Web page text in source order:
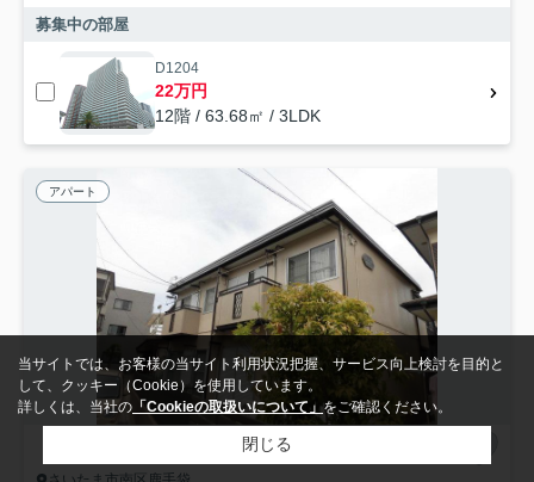
募集中の部屋
D1204
22万円
12階 / 63.68㎡ / 3LDK
アパート
当サイトでは、お客様の当サイト利用状況把握、サービス向上検討を目的と
して、クッキー（Cookie）を使用しています。
詳しくは、当社の 「Cookieの取扱いについて」をご確認ください。
閉じる